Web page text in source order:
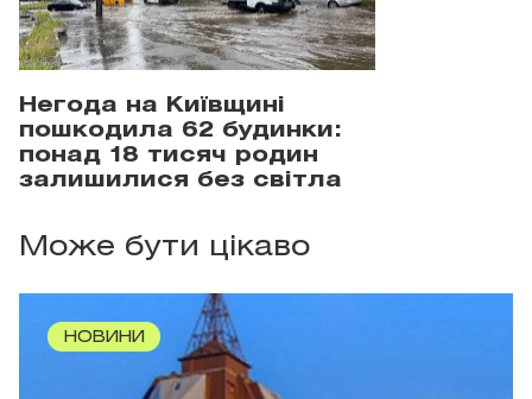
Негода на Київщині
пошкодила 62 будинки:
понад 18 тисяч родин
залишилися без світла
Може бути цікаво
НОВИНИ